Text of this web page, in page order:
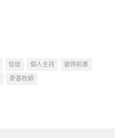
信徒 個人主持
彼得前書
麥基牧師